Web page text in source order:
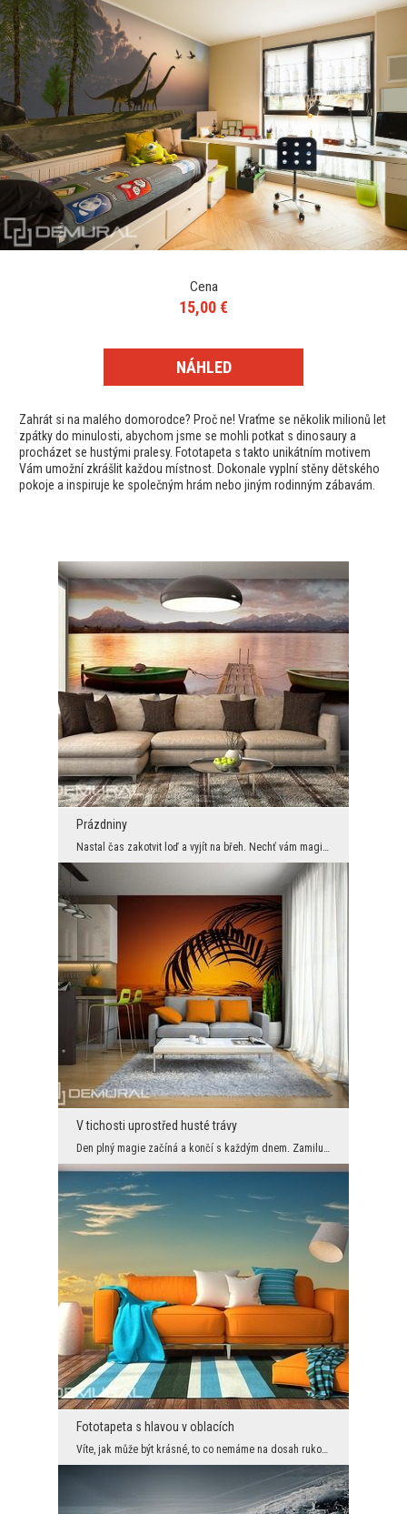
Cena
15,00 €
NÁHLED
Zahrát si na malého domorodce? Proč ne! Vraťme se několik milionů let
zpátky do minulosti, abychom jsme se mohli potkat s dinosaury a
procházet se hustými pralesy. Fototapeta s takto unikátním motivem
Vám umožní zkrášlit každou místnost. Dokonale vyplní stěny dětského
pokoje a inspiruje ke společným hrám nebo jiným rodinným zábavám.
Prázdniny
V tichosti uprostřed husté trávy
Fototapeta s hlavou v oblacích